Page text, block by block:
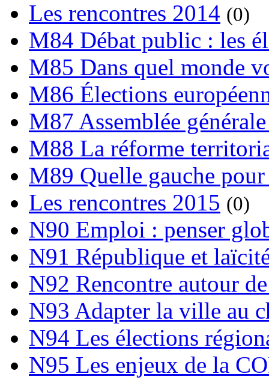
Les rencontres 2014 (0)
M84 Débat public : les
M85 Dans quel monde
M86 Élections
M87 Assemblée
M88 La réforme
M89 Quelle gauche
Les rencontres 2015 (0)
N90 Emploi : penser
N91 République et
N92 Rencontre autour
N93 Adapter la ville au
N94 Les élections
N95 Les enjeux de la